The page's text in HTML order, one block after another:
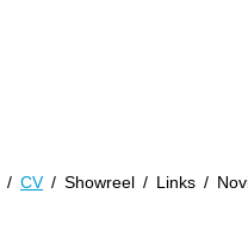
/ CV / Showreel / Links /